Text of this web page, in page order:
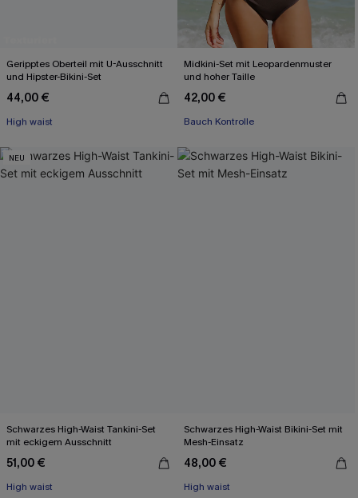
Geripptes Oberteil mit U-Ausschnitt
und Hipster-Bikini-Set
44,00 €
Mit Gratis-Maßband
High waist
Midkini-Set mit Leopardenmuster
und hoher Taille
42,00 €
Bauch Kontrolle
NEU
Schwarzes High-Waist Tankini-Set
mit eckigem Ausschnitt
51,00 €
High waist
Schwarzes High-Waist Bikini-Set mit
Mesh-Einsatz
48,00 €
High waist